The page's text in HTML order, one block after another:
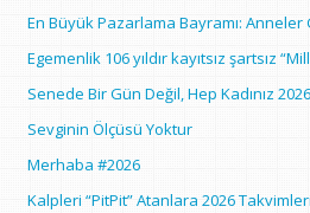
En Büyük Pazarlama Bayramı: Anneler
Egemenlik 106 yıldır kayıtsız şartsız
Senede Bir Gün Değil, Hep Kadınız 2026
Sevginin Ölçüsü Yoktur
Merhaba #2026
Kalpleri “PitPit” Atanlara 2026 Takvimleri